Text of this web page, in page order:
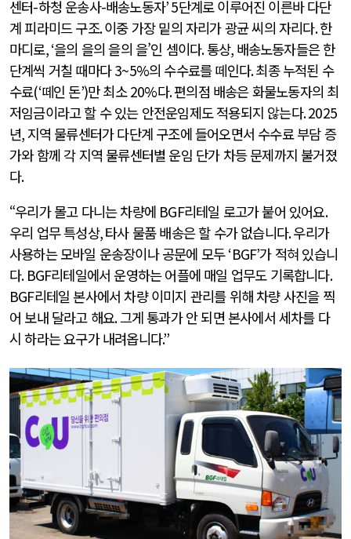
센터-하청 운송사-배송노동자’ 5단계로 이루어진 이른바 다단
계 피라미드 구조.이중 가장 밑의 자리가 광균 씨의 자리다.한
마디로, ‘을의 을의 을의 을’인 셈이다.통상, 배송노동자들은 한
단계씩 거칠 때마다3~5%의 수수료를 떼인다.최종 누적된 수
수료(‘떼인 돈’)만 최소20%다.편의점 배송은 화물노동자의 최
저임금이라고 할 수 있는 안전운임제도 적용되지 않는다. 2025
년, 지역 물류센터가 다단계 구조에 들어오면서 수수료 부담 증
가와 함께 각 지역 물류센터별 운임 단가 차등 문제까지 불거졌
다.
“우리가 몰고 다니는 차량에 BGF리테일 로고가 붙어 있어요.
우리 업무 특성상,타사 물품 배송은 할 수가 없습니다.우리가
사용하는 모바일 운송장이나 공문에 모두‘BGF’가 적혀 있습니
다. BGF리테일에서 운영하는 어플에 매일 업무도 기록합니다.
BGF리테일 본사에서 차량 이미지 관리를 위해 차량 사진을 찍
어 보내 달라고 해요.그게 통과가 안 되면 본사에서 세차를 다
시 하라는 요구가 내려옵니다.”